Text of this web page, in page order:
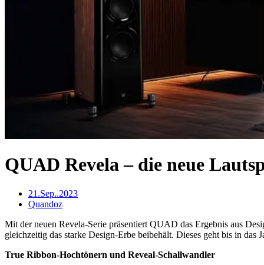
QUAD Revela – die neue
21.Sep..2023
Quandoz
Mit der neuen Revela-Serie präsentiert QUAD das Ergebnis aus
gleichzeitig das starke Design-Erbe beibehält. Dieses geht bis in
True Ribbon-Hochtönern und Reveal-Schallwandler